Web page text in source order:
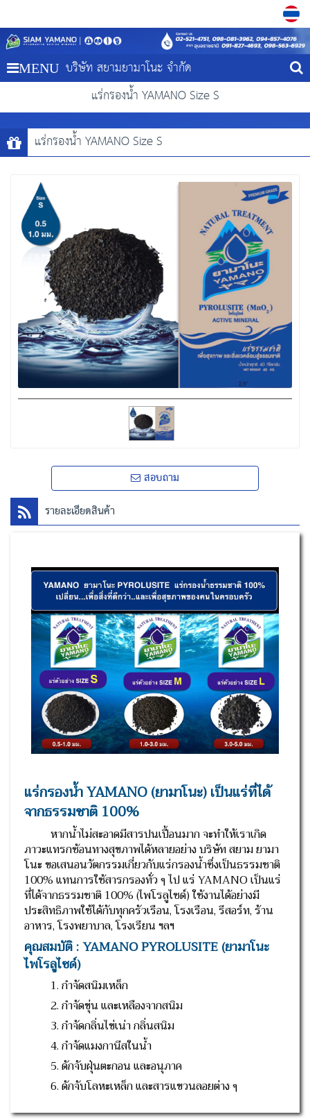
MENU บริษัท สยามยามาโนะ จำกัด
แร่กรองน้ำ YAMANO Size S
แร่กรองน้ำ YAMANO Size S
สอบถาม
รายละเอียดสินค้า
แร่กรองน้ำ YAMANO (ยามาโนะ) เป็นแร่ที่ได้
จากธรรมชาติ 100%
หากน้ำไม่สะอาดมีสารปนเปื้อนมาก จะทำให้เราเกิด
ภาวะแทรกซ้อนทางสุขภาพได้หลายอย่าง บริษัท สยาม ยามา
โนะ ขอเสนอนวัตกรรมเกี่ยวกับแร่กรองน้ำซึ่งเป็นธรรมชาติ
100% แทนการใช้สารกรองทั่ว ๆ ไป แร่ YAMANO เป็นแร่
ที่ได้จากธรรมชาติ 100% (ไพโรลูไซด์) ใช้งานได้อย่างมี
ประสิทธิภาพใช้ได้กับทุกครัวเรือน, โรงเรือน, รีสอร์ท, ร้าน
อาหาร, โรงพยาบาล, โรงเรียน ฯลฯ
คุณสมบัติ : YAMANO PYROLUSITE (ยามาโนะ
ไพโรลูไซด์)
1. กำจัดสนิมเหล็ก
2. กำจัดขุ่น และเหลืองจากสนิม
3. กำจัดกลิ่นไข่เน่า กลิ่นสนิม
4. กำจัดแมงกานีสในน้ำ
5. ดักจับฝุ่นตะกอน และอนุภาค
6. ดักจับโลหะเหล็ก และสารแขวนลอยต่าง ๆ